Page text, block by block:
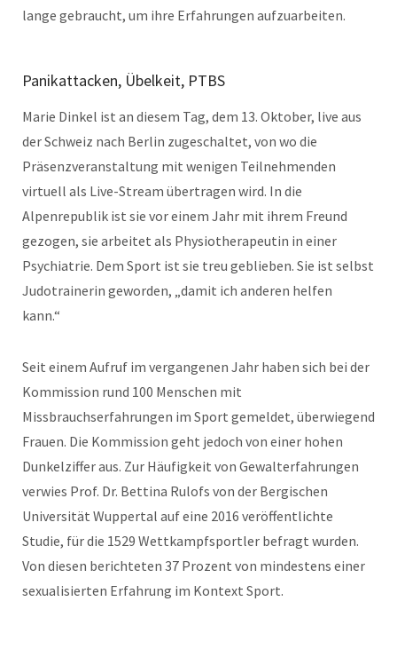
lange gebraucht, um ihre Erfahrungen aufzuarbeiten.
Panikattacken, Übelkeit, PTBS
Marie Dinkel ist an diesem Tag, dem 13. Oktober, live aus
der Schweiz nach Berlin zugeschaltet, von wo die
Präsenzveranstaltung mit wenigen Teilnehmenden
virtuell als Live-Stream übertragen wird. In die
Alpenrepublik ist sie vor einem Jahr mit ihrem Freund
gezogen, sie arbeitet als Physiotherapeutin in einer
Psychiatrie. Dem Sport ist sie treu geblieben. Sie ist selbst
Judotrainerin geworden, „damit ich anderen helfen
kann.“
Seit einem Aufruf im vergangenen Jahr haben sich bei der
Kommission rund 100 Menschen mit
Missbrauchserfahrungen im Sport gemeldet, überwiegend
Frauen. Die Kommission geht jedoch von einer hohen
Dunkelziffer aus. Zur Häufigkeit von Gewalterfahrungen
verwies Prof. Dr. Bettina Rulofs von der Bergischen
Universität Wuppertal auf eine 2016 veröffentlichte
Studie, für die 1529 Wettkampfsportler befragt wurden.
Von diesen berichteten 37 Prozent von mindestens einer
sexualisierten Erfahrung im Kontext Sport.